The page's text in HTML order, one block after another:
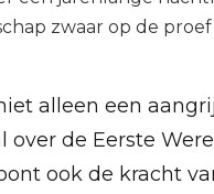
zwaar op de
alleen een
over de Eerste
ook de kracht